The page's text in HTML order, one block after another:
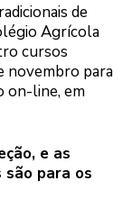
de
Agrícola
cursos
novembro para
on-line, em
e as
para os